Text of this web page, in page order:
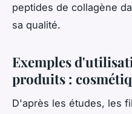
peptides de collagène
sa qualité.
Exemples
produits :
D'après les études, les